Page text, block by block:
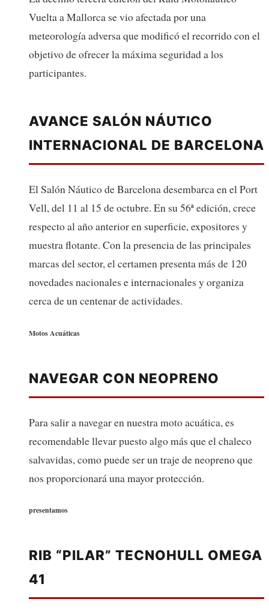
Vuelta a Mallorca se vio afectada por una
meteorología adversa que modificó el recorrido con el
objetivo de ofrecer la máxima seguridad a los
participantes.
AVANCE SALÓN NÁUTICO
INTERNACIONAL DE BARCELONA
El Salón Náutico de Barcelona desembarca en el Port
Vell, del 11 al 15 de octubre. En su 56ª edición, crece
respecto al año anterior en superficie, expositores y
muestra flotante. Con la presencia de las principales
marcas del sector, el certamen presenta más de 120
novedades nacionales e internacionales y organiza
cerca de un centenar de actividades.
Motos Acuáticas
NAVEGAR CON NEOPRENO
Para salir a navegar en nuestra moto acuática, es
recomendable llevar puesto algo más que el chaleco
salvavidas, como puede ser un traje de neopreno que
nos proporcionará una mayor protección.
presentamos
RIB “PILAR” TECNOHULL OMEGA
41